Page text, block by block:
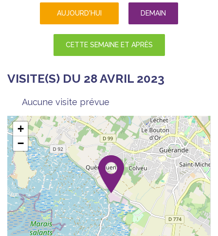
AUJOURD'HUI DEMAIN
CETTE SEMAINE ET APRÈS
VISITE(S) DU 28 AVRIL 2023
Aucune visite prévue
+
−